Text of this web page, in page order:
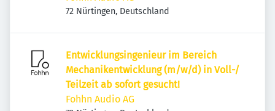
72 Nürtingen, Deutschland
Entwicklungsingenieur im Bereich
Mechanikentwicklung (m/w/d) in Voll-/
Teilzeit ab sofort gesucht!
Fohhn Audio AG